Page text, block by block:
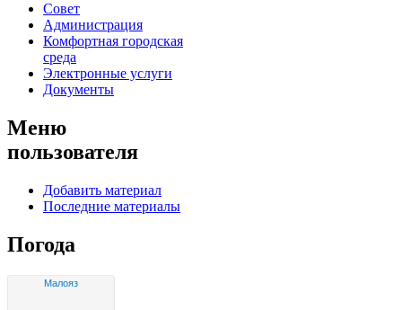
Совет
Администрация
Комфортная городская
среда
Электронные услуги
Документы
Меню
пользователя
Добавить материал
Последние материалы
Погода
Малояз